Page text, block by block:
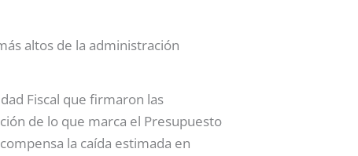
altos de la administración
Fiscal que firmaron las
de lo que marca el Presupuesto
la caída estimada en